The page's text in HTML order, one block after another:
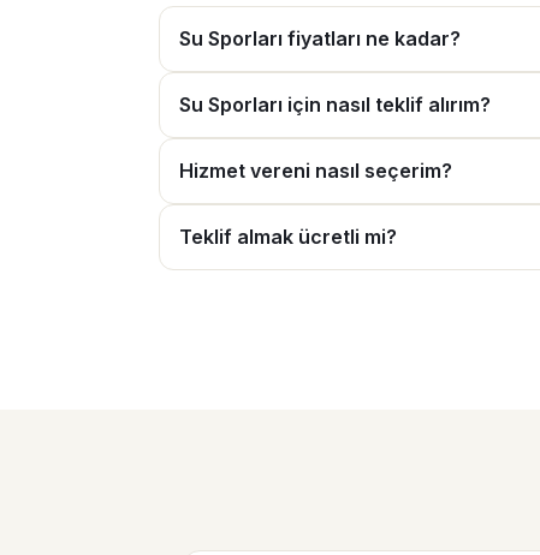
Su Sporları fiyatları ne kadar?
Su Sporları için nasıl teklif alırım?
Hizmet vereni nasıl seçerim?
Teklif almak ücretli mi?